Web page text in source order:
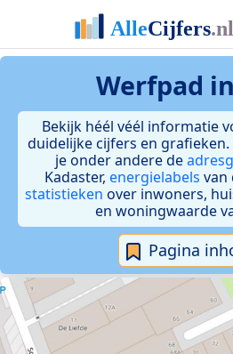
Werfpad
Bekijk héél véél informatie
duidelijke cijfers en
je onder andere de
Kadaster, energielabels van
statistieken over inwoners,
en woningwaarde
Pagina